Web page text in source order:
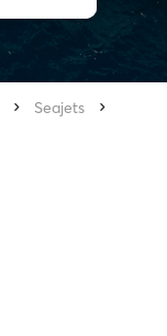
Seajets